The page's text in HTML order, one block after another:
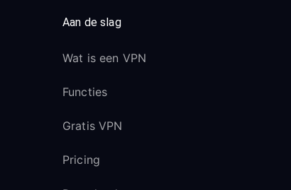
Aan de slag
Wat is een VPN
Functies
Gratis VPN
Pricing